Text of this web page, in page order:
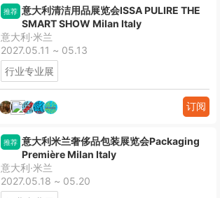
推荐 意大利清洁用品展览会ISSA PULIRE THE
SMART SHOW Milan Italy
意大利·米兰
2027.05.11 ~ 05.13
行业专业展
订阅
推荐 意大利米兰奢侈品包装展览会Packaging
Première Milan Italy
意大利·米兰
2027.05.18 ~ 05.20